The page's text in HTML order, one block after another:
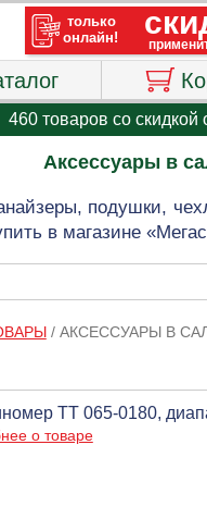
460 товаров со скидкой
Аксессуары в
подушки,
в магазине
/ АКСЕССУАРЫ В
TT 065-0180,
о товаре